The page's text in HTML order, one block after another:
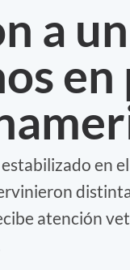
a
en
en
atención